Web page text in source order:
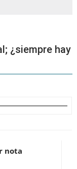
¿siempre hay